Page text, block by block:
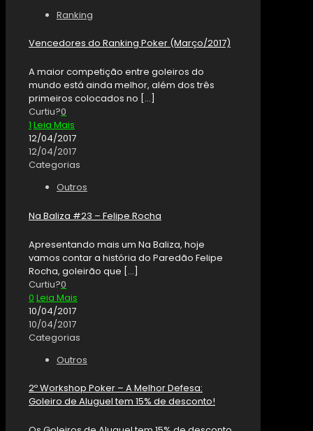
Ranking
Vencedores do Ranking Poker (Março/2017)
A maior competição entre goleiros do
mundo está ainda melhor, além dos três
primeiros colocados no […]
Curtiu?0
1 Leia Mais
12/04/2017
12/04/2017
Categorias
Outros
Na Baliza #23 – Felipe Rocha
Apresentando mais um Na Baliza, hoje
vamos contar a história do Paredão Felipe
Rocha, goleirão que […]
Curtiu?0
0 Leia Mais
10/04/2017
10/04/2017
Categorias
Outros
2º Workshop Poker – A Melhor Defesa:
Goleiro de Aluguel tem 15% de desconto!